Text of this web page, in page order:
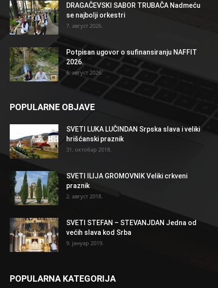
DRAGAČEVSKI SABOR TRUBAČA Nadmeću
se najbolji orkestri
7. август 2026.
Potpisan ugovor o sufinansiranju NAFFIT
2026.
6. август 2026.
POPULARNE OBJAVE
SVETI LUKA LUČINDAN Srpska slava i veliki
hrišćanski praznik
31. октобар 2018.
SVETI ILIJA GROMOVNIK Veliki crkveni
praznik
2. август 2018.
SVETI STEFAN – STEVANJDAN Jedna od
većih slava kod Srba
9. јануар 2019.
POPULARNA KATEGORIJA